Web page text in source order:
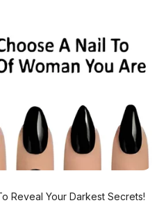
»mobil hybrid »
Review Mobil
Jadi Sporty! Hongqi
100 3,9 Detik, Irit
Reveal Your Darkest Secrets!